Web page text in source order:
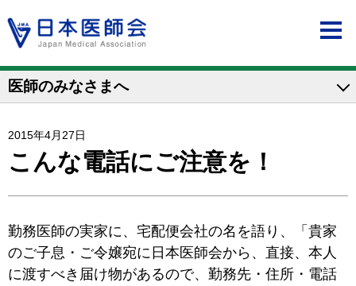
医師のみなさまへ
2015年4月27日
こんな電話にご注意を！
勤務医師の実家に、宅配便会社の名を語り、「貴家
のご子息・ご令嬢宛に日本医師会から、直接、本人
に渡すべき届け物があるので、勤務先・住所・電話